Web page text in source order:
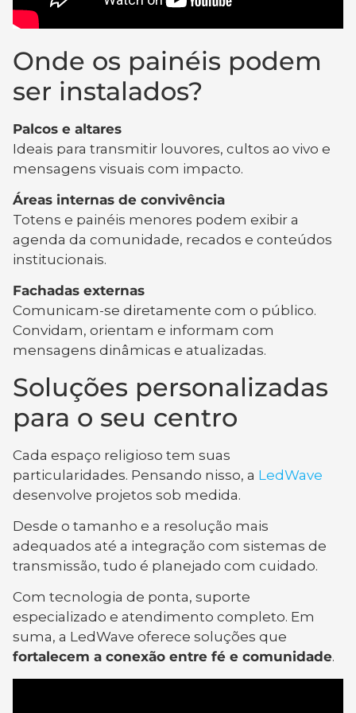
Onde os painéis podem
ser instalados?
Palcos e altares
Ideais para transmitir louvores, cultos ao vivo e
mensagens visuais com impacto.
Áreas internas de convivência
Totens e painéis menores podem exibir a
agenda da comunidade, recados e conteúdos
institucionais.
Fachadas externas
Comunicam-se diretamente com o público.
Convidam, orientam e informam com
mensagens dinâmicas e atualizadas.
Soluções personalizadas
para o seu centro
Cada espaço religioso tem suas
particularidades. Pensando nisso, a LedWave
desenvolve projetos sob medida.
Desde o tamanho e a resolução mais
adequados até a integração com sistemas de
transmissão, tudo é planejado com cuidado.
Com tecnologia de ponta, suporte
especializado e atendimento completo. Em
suma, a LedWave oferece soluções que
fortalecem a conexão entre fé e comunidade.